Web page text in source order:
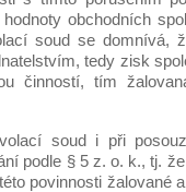
obchodních
soud se domnívá,
tedy zisk
činností, tím
soud i při
podle § 5 z. o. k., tj.
povinnosti žalované